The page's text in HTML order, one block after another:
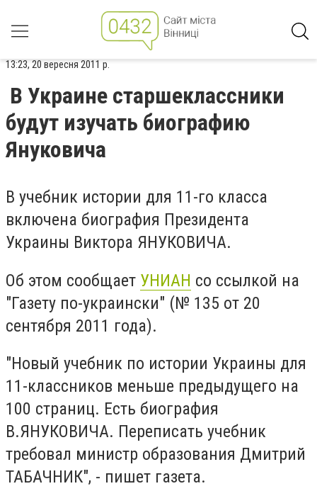
13:23, 20 вересня 2011 р.
В Украине старшеклассники
будут изучать биографию
Януковича
В учебник истории для 11-го класса
включена биография Президента
Украины Виктора ЯНУКОВИЧА.
Об этом сообщает УНИАН со ссылкой на
"Газету по-украински" (№ 135 от 20
сентября 2011 года).
"Новый учебник по истории Украины для
11-классников меньше предыдущего на
100 страниц. Есть биография
В.ЯНУКОВИЧА. Переписать учебник
требовал министр образования Дмитрий
ТАБАЧНИК", - пишет газета.